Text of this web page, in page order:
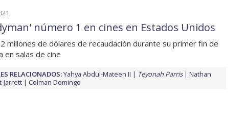
número 1 en cines en Estados Unidos
millones de dólares de recaudación durante su primer fin de
en salas de cine
RELACIONADOS:Yahya Abdul-Mateen II Teyonah Parris
Nathan
Jarrett
Colman Domingo